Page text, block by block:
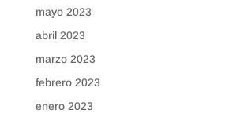
mayo 2023
abril 2023
marzo 2023
febrero 2023
enero 2023